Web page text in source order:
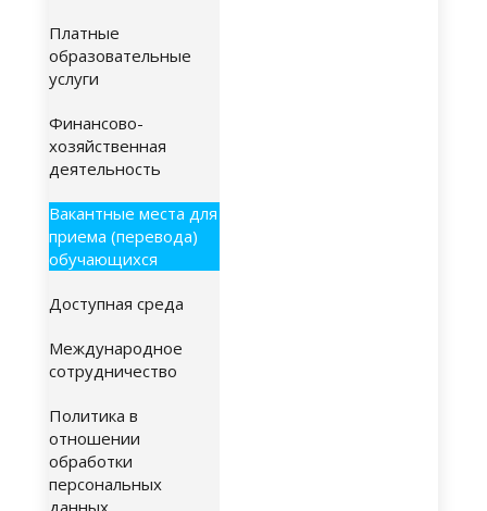
Платные
образовательные
услуги
Финансово-
хозяйственная
деятельность
Вакантные места для
приема (перевода)
обучающихся
Доступная среда
Международное
сотрудничество
Политика в
отношении
обработки
персональных
данных